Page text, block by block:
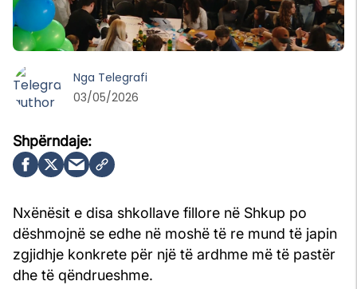
Nxënësit e disa shkollave fillore në Shkup po
dëshmojnë se edhe në moshë të re mund të japin
zgjidhje konkrete për një të ardhme më të pastër
dhe të qëndrueshme.
Nga Telegrafi
03/05/2026